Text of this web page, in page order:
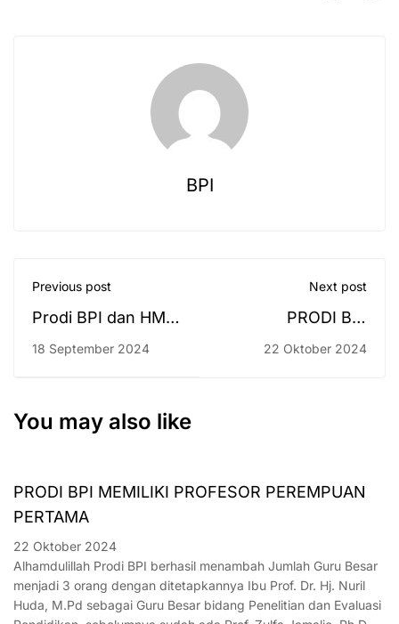
BPI
Previous post
Prodi BPI dan HMJ
BPI UIN Antasari
memperingati
1445 H
18 September 2024
Next post
PRODI BPI
MEMILIKI
22 Oktober 2024
You may also like
PRODI BPI MEMILIKI PROFESOR PEREMPUAN
PERTAMA
22 Oktober 2024
Alhamdulillah Prodi BPI berhasil menambah Jumlah Guru Besar
menjadi 3 orang dengan ditetapkannya Ibu Prof. Dr. Hj. Nuril
Huda, M.Pd sebagai Guru Besar bidang Penelitian dan Evaluasi